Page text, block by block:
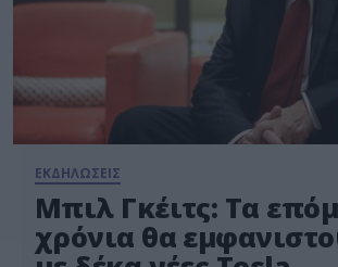
ΕΚΔΗΛΩΣΕΙΣ
Μπιλ Γκέιτς: Τα
χρόνια θα